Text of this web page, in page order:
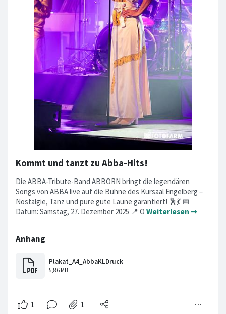
Kommt und tanzt zu Abba-Hits!
Die ABBA-Tribute-Band ABBORN bringt die legendären
Songs von ABBA live auf die Bühne des Kursaal Engelberg –
Nostalgie, Tanz und pure gute Laune garantiert! 🕺💃 📅
Datum: Samstag, 27. Dezember 2025 📍 O Weiterlesen ➞